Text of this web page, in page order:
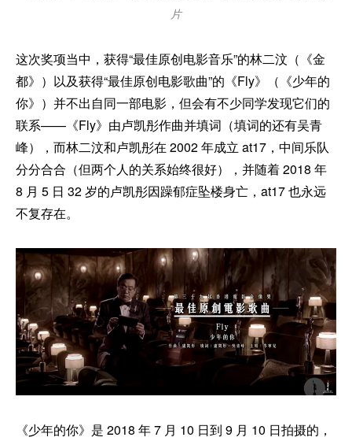
片
这次奖项当中，获得“最佳原创电影音乐”的林二汶（《金
都》）以及获得“最佳原创电影歌曲”的《Fly》（《少年的
你》）并不出自同一部电影，但会有不少同学发现它们的
联系——《Fly》由卢凯彤作曲并填词（填词的还有吴青
峰），而林二汶和卢凯彤在 2002 年成立 at17，中间乐队
分分合合（但两个人的关系始终很好），并随着 2018 年
8 月 5 日 32 岁的卢凯彤因躁郁症坠楼身亡，at17 也永远
不复存在。
《少年的你》是 2018 年 7 月 10 日到 9 月 10 日拍摄的，